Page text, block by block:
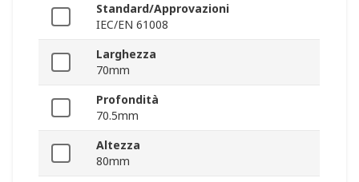
Standard/Approvazioni
IEC/EN 61008
Larghezza
70mm
Profondità
70.5mm
Altezza
80mm